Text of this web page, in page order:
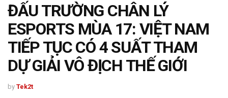
ĐẤU TRƯỜNG CHÂN LÝ
ESPORTS MÙA 17: VIỆT NAM
TIẾP TỤC CÓ 4 SUẤT THAM
DỰ GIẢI VÔ ĐỊCH THẾ GIỚI
by Tek2t